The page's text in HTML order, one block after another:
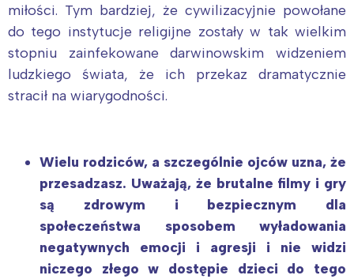
miłości. Tym bardziej, że cywilizacyjnie powołane
do tego instytucje religijne zostały w tak wielkim
stopniu zainfekowane darwinowskim widzeniem
ludzkiego świata, że ich przekaz dramatycznie
stracił na wiarygodności.
Wielu rodziców, a szczególnie ojców uzna, że
przesadzasz. Uważają, że brutalne filmy i gry
są zdrowym i bezpiecznym dla
społeczeństwa sposobem wyładowania
negatywnych emocji i agresji i nie widzi
niczego złego w dostępie dzieci do tego